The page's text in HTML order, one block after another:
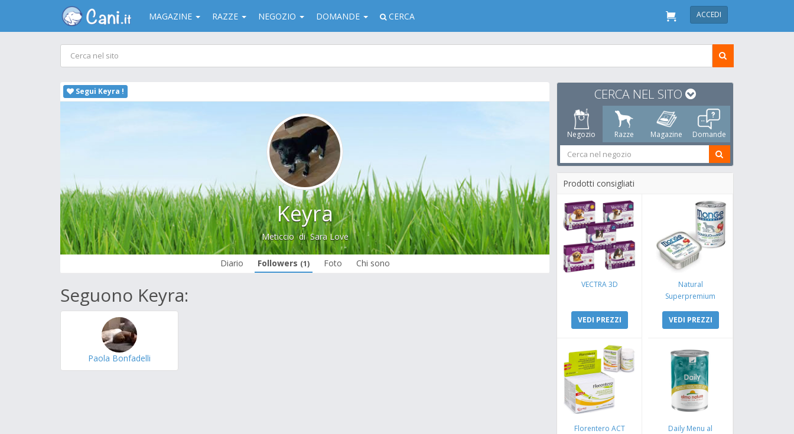
MAGAZINE RAZZE NEGOZIO DOMANDE CERCA ACCEDI
Segui Keyra !
Keyra
MeticciodiSara Love
Diario Followers (1) Foto Chi sono
Seguono Keyra:
Paola Bonfadelli
CERCA NEL SITO
Negozio Razze Magazine Domande
Prodotti consigliati
VECTRA 3D
VEDI PREZZI
Natural
Superpremium
Coniglio e Mela
VEDI PREZZI
Florentero ACT
Daily Menu al